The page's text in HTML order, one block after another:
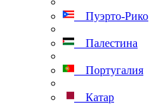
Пуэрто-Рико
Палестина
Португалия
Катар